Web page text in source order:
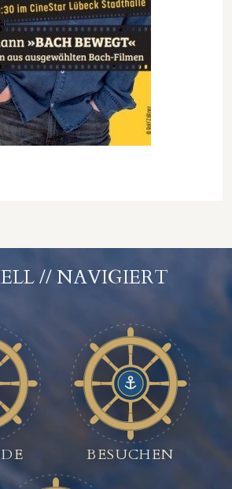
// NAVIGIERT
BESUCHEN